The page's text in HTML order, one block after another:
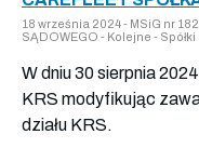
18 września 2024 - MSiG nr
SĄDOWEGO - Kolejne -
W dniu 30 sierpnia
KRS modyfikując
działu KRS.